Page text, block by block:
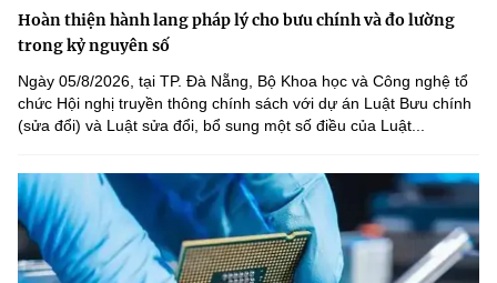
Hoàn thiện hành lang pháp lý cho bưu chính và đo lường
trong kỷ nguyên số
Ngày 05/8/2026, tại TP. Đà Nẵng, Bộ Khoa học và Công nghệ tổ
chức Hội nghị truyền thông chính sách với dự án Luật Bưu chính
(sửa đổi) và Luật sửa đổi, bổ sung một số điều của Luật...